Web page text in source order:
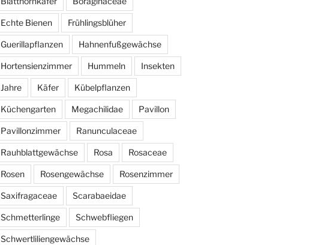
Echte Bienen Frühlingsblüher
Guerillapflanzen Hahnenfußgewächse
Hortensienzimmer Hummeln Insekten
Jahre Käfer Kübelpflanzen
Küchengarten Megachilidae Pavillon
Pavillonzimmer Ranunculaceae
Rauhblattgewächse Rosa Rosaceae
Rosen Rosengewächse Rosenzimmer
Saxifragaceae Scarabaeidae
Schmetterlinge Schwebfliegen
Schwertliliengewächse